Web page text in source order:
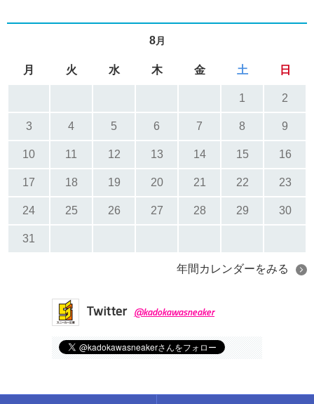
8月
月 火 水 木 金 土 日
1 2
3 4 5 6 7 8 9
10 11 12 13 14 15 16
17 18 19 20 21 22 23
24 25 26 27 28 29 30
31
年間カレンダーをみる
Twitter @kadokawasneaker